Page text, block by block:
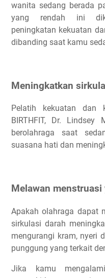
wanita sedang berada
yang rendah ini
peningkatan kekuatan
dibanding saat kamu
Meningkatkan
Pelatih kekuatan dan
BIRTHFIT, Dr. Lindsey
berolahraga saat
suasana hati dan
Melawan
Apakah olahraga dapat
sirkulasi darah
mengurangi kram, nyeri
punggung yang terkait
Jika kamu